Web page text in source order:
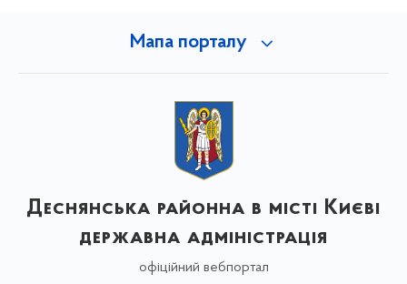
Мапа порталу
Деснянська районна в місті Києві
державна адміністрація
офіційний вебпортал